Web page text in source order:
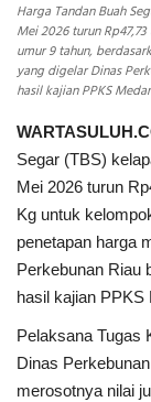
Harga Tandan Buah
Mei 2026 turun
umur 9 tahun,
yang digelar Dinas
hasil kajian PPKS
Segar (TBS)
Mei 2026 turun
Kg untuk
penetapan harga
Perkebunan Riau
hasil kajian PPKS
Pelaksana Tugas
Dinas
merosotnya nilai